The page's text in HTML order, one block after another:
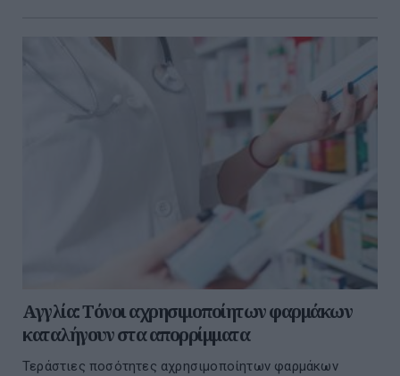
Αγγλία: Τόνοι αχρησιμοποίητων φαρμάκων
καταλήγουν στα απορρίμματα
Τεράστιες ποσότητες αχρησιμοποίητων φαρμάκων